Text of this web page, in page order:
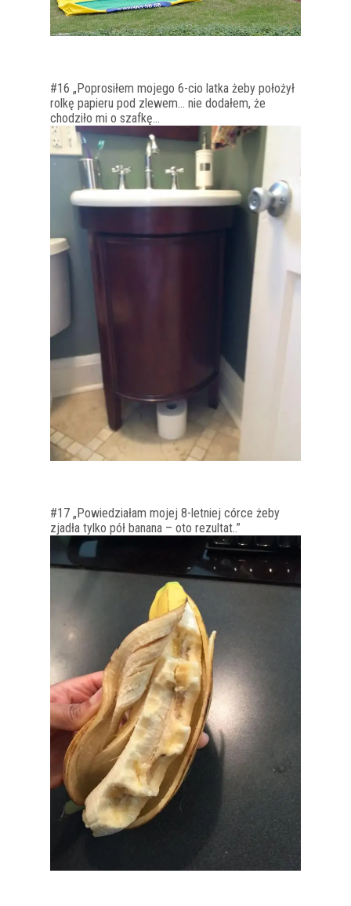
#16 „Poprosiłem mojego 6-cio latka żeby położył
rolkę papieru pod zlewem… nie dodałem, że
chodziło mi o szafkę…
#17 „Powiedziałam mojej 8-letniej córce żeby
zjadła tylko pół banana – oto rezultat..”